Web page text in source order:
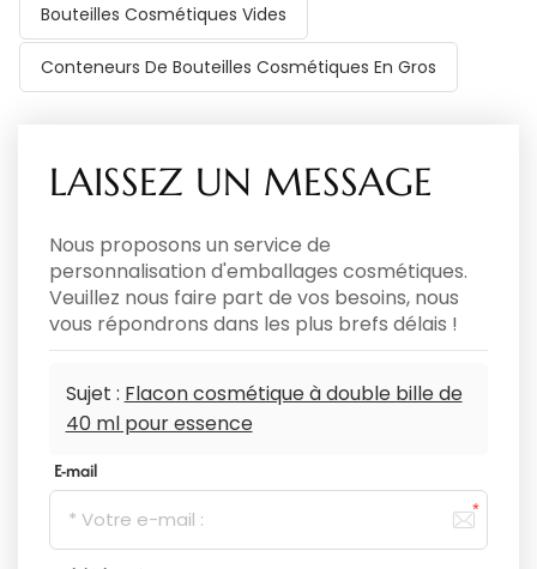
Bouteilles Cosmétiques Vides
Conteneurs De Bouteilles Cosmétiques En Gros
LAISSEZ UN MESSAGE
Nous proposons un service de
personnalisation d'emballages cosmétiques.
Veuillez nous faire part de vos besoins, nous
vous répondrons dans les plus brefs délais !
Sujet : Flacon cosmétique à double bille de
40 ml pour essence
E-mail